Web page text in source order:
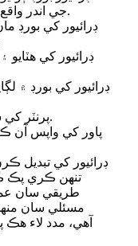
جي اندر واقع آهي ۽ ليزر ماڊل جي ويجهو واقع آهي.
7. پرنٽر کي سڀ ڪيبل ۽ پاور سپلائي ٻيهر ڳنڍيو.
تنهن ڪري پڪ
طريقي سان
مسئلي سان
آهي، مدد لاء هڪ